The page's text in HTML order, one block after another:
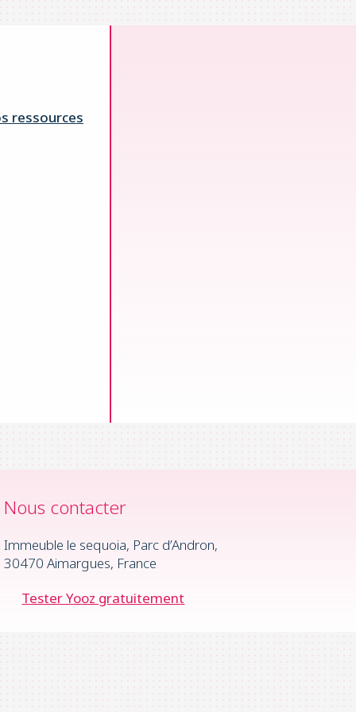
ressources
Nous contacter
Immeuble le sequoia, Parc d’Andron,
30470 Aimargues, France
Tester Yooz gratuitement